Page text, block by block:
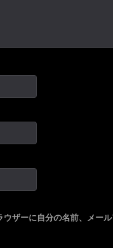
ザーに自分の名前、メー